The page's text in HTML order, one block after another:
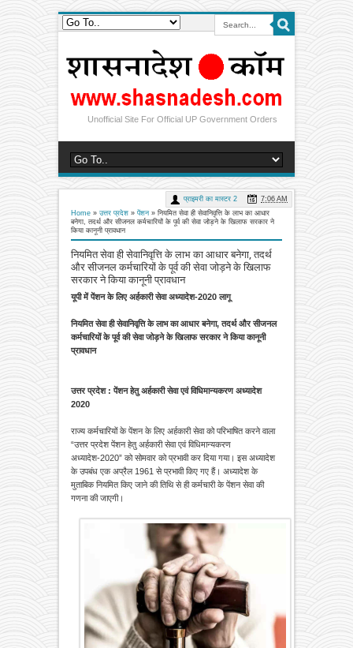
Unofficial Site For Official UP Government Orders
Home » उत्तर प्रदेश » पेंशन» नियमित सेवा ही सेवानिवृत्ति के लाभ का आधार
बनेगा, तदर्थ और सीजनल कर्मचारियों के पूर्व की सेवा जोड़ने के खिलाफ सरकार ने
किया कानूनी प्रावधान
नियमित सेवा ही सेवानिवृत्ति के लाभ का आधार बनेगा, तदर्थ
और सीजनल कर्मचारियों के पूर्व की सेवा जोड़ने के खिलाफ
सरकार ने किया कानूनी प्रावधान
प्राइमरी का मास्टर 2 7:06 AM
यूपी में पेंशन के लिए अर्हकारी सेवा अध्यादेश-2020 लागू
नियमित सेवा ही सेवानिवृत्ति के लाभ का आधार बनेगा, तदर्थ और सीजनल
कर्मचारियों के पूर्व की सेवा जोड़ने के खिलाफ सरकार ने किया कानूनी
प्रावधान
उत्तर प्रदेश : पेंशन हेतु अर्हकारी सेवा एवं विधिमान्यकरण अध्यादेश
2020
राज्य कर्मचारियों के पेंशन के लिए अर्हकारी सेवा को परिभाषित करने वाला
“उत्तर प्रदेश पेंशन हेतु अर्हकारी सेवा एवं विधिमान्यकरण
अध्यादेश-2020” को सोमवार को प्रभावी कर दिया गया। इस अध्यादेश
के उपबंध एक अप्रैल 1961 से प्रभावी किए गए हैं। अध्यादेश के
मुताबिक नियमित किए जाने की तिथि से ही कर्मचारी के पेंशन सेवा की
गणना की जाएगी।